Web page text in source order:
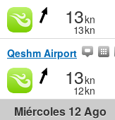
13kn
13kn
Qeshm Airport
13kn
12kn
Miércoles 12 Ago